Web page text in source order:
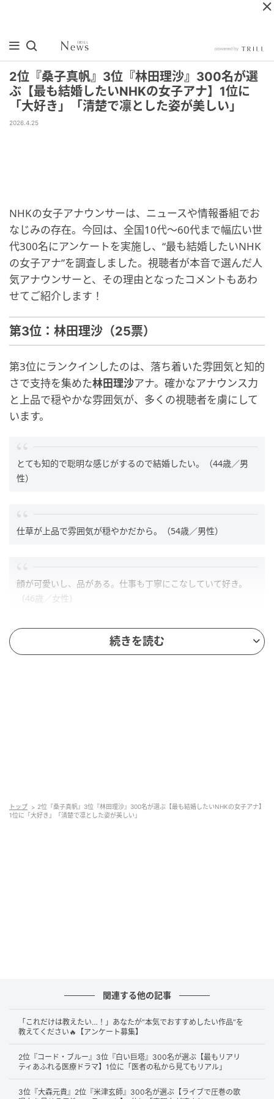
2位『桑子真帆』3位『林田理沙』300名が選
ぶ【最も結婚したいNHKの女子アナ】1位に
「大好き」「清楚で凛とした姿が美しい」
2026.4.25
NHKの女子アナウンサーは、ニュースや情報番組でお
なじみの存在。今回は、全国10代〜60代まで幅広い世
代300名にアンケートを実施し、“最も結婚したいNHK
の女子アナ”を調査しました。視聴者が本音で選んだ人
気アナウンサーと、その理由となったコメントもあわ
せてご紹介します！
第3位：林田理沙（25票）
第3位にランクインしたのは、落ち着いた雰囲気と知的
さで支持を集めた林田理沙アナ。確かなアナウンス力
と上品で穏やかな雰囲気が、多くの視聴者を虜にして
います。
とても知的で聡明な感じがするので結婚したい。（44歳／男
性）
仕草が上品で雰囲気が穏やかだから。（54歳／男性）
顔が可愛いし、品がある。仕事も丁寧にこなしていて好き。
（46歳／女性）
第2位：桑子真帆（48票）
落ち着いた話し方で聞きやすく、知的で安心感があるから。親
しみやすい雰囲気もあり、仕事もできてしっかりしている印象
が強く、一緒にいて落ち着けそうだと感じる。（29歳／男性）
続きを読む
トップ
2位『桑子真帆』3位『林田理沙』300名が選ぶ【最も結婚したいNHKの女子アナ】
1位に「大好き」「清楚で凛とした姿が美しい」
関連する他の記事
「これだけは教えたい…！」あなたが“本気でおすすめしたい作品”を
教えてください🔥【アンケート募集】
2位『コード・ブルー』3位『白い巨塔』300名が選ぶ【最もリアリ
ティあふれる医療ドラマ】1位に「医者の私から見てもリアル」
3位『大森元貴』2位『米津玄師』300名が選ぶ【ライブで圧巻の歌